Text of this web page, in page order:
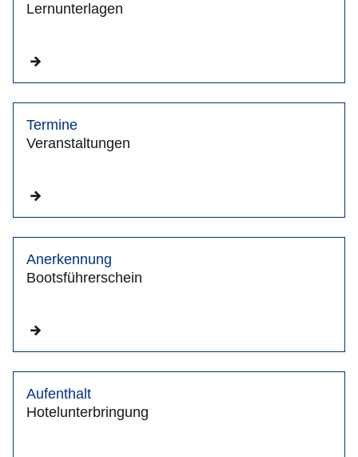
Lernunterlagen
Termine
Veranstaltungen
Anerkennung
Bootsführerschein
Aufenthalt
Hotelunterbringung